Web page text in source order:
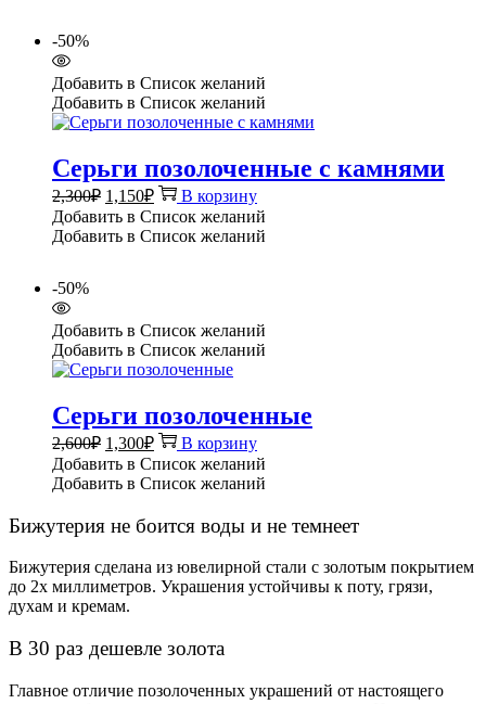
-50%
Добавить в Список желаний
Добавить в Список желаний
Серьги позолоченные с камнями
2,300₽ Первоначальная
цена
составляла
1,150₽Текущая
цена:
1,150₽.
В корзину
Добавить в Список желаний
Добавить в Список желаний
-50%
Добавить в Список желаний
Добавить в Список желаний
Серьги позолоченные
2,600₽ Первоначальная
цена
составляла
1,300₽Текущая
цена:
1,300₽.
В корзину
Добавить в Список желаний
Добавить в Список желаний
Бижутерия не боится воды и не темнеет
Бижутерия сделана из ювелирной стали с золотым покрытием
до 2х миллиметров. Украшения устойчивы к поту, грязи,
духам и кремам.
В 30 раз дешевле золота
Главное отличие позолоченных украшений от настоящего